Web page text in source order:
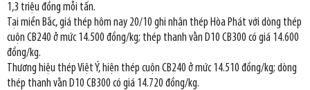
1,3 triệu đồng mỗi tấn.
Tại miền Bắc, giá thép hôm nay 20/10 ghi nhận thép Hòa Phát với dòng thép
cuộn CB240 ở mức 14.500 đồng/kg; thép thanh vằn D10 CB300 có giá 14.600
đồng/kg.
Thương hiệu thép Việt Ý, hiện thép cuộn CB240 ở mức 14.510 đồng/kg; dòng
thép thanh vằn D10 CB300 có giá 14.720 đồng/kg.